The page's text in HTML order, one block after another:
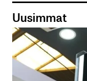
Uusimmat